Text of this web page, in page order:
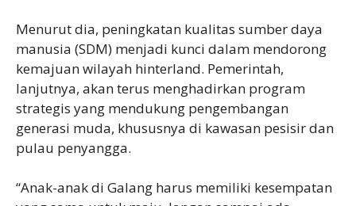
‎Menurut dia, peningkatan kualitas sumber daya
manusia (SDM) menjadi kunci dalam mendorong
kemajuan wilayah hinterland. Pemerintah,
lanjutnya, akan terus menghadirkan program
strategis yang mendukung pengembangan
generasi muda, khususnya di kawasan pesisir dan
pulau penyangga.
‎“Anak-anak di Galang harus memiliki kesempatan